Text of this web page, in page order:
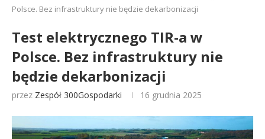
Polsce. Bez infrastruktury nie będzie dekarbonizacji
Test elektrycznego TIR-a w
Polsce. Bez infrastruktury nie
będzie dekarbonizacji
przez Zespół 300Gospodarki 16 grudnia 2025